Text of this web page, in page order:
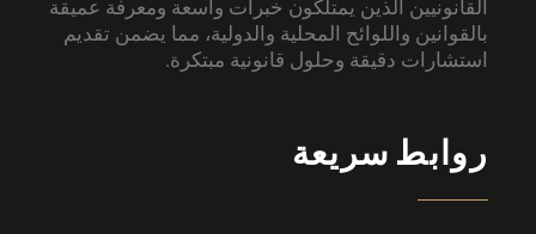
القانونيين الذين يمتلكون خبرات واسعة ومعرفة عميقة
بالقوانين واللوائح المحلية والدولية، مما يضمن تقديم
استشارات دقيقة وحلول قانونية مبتكرة.
روابط سريعة